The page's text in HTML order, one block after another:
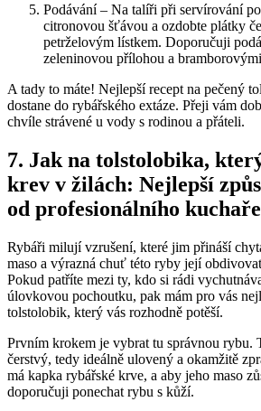
Podávání – Na talíři při servírování
citronovou šťávou a ozdobte plátky
petrželovým lístkem. Doporučuji
zeleninovou přílohou a
A tady to máte! Nejlepší recept na pečený
dostane do rybářského extáze. Přeji vám
chvíle strávené u vody s rodinou a přáteli.
7. Jak na tolstolobika,
krev v žilách: Nejlepší
od profesionálního
Rybáři milují vzrušení, které jim přináší
maso a výrazná chuť této ryby její
Pokud patříte mezi ty, kdo si rádi
úlovkovou pochoutku, pak mám pro vás
tolstolobik, který vás rozhodně potěší.
Prvním krokem je vybrat tu správnou rybu.
čerstvý, tedy ideálně ulovený a okamžitě
má kapka rybářské krve, a aby jeho maso
doporučuji ponechat rybu s kůží.